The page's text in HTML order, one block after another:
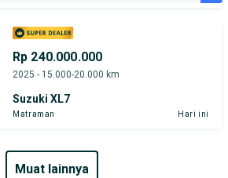
Rp 240.000.000
2025 - 15.000-20.000 km
Suzuki XL7
Matraman Hari ini
muat lainnya